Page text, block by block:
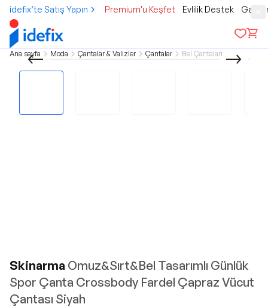
idefix’te Satış Yapın Premium'u Keşfet Evlilik Destek
Ana sayfa Moda Çantalar & Valizler Çantalar Bel Çantaları
Skinarma Omuz&Sırt&Bel Tasarımlı Günlük
Spor Çanta Crossbody Fardel Çapraz Vücut
Çantası Siyah